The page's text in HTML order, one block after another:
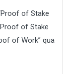
of Stake
of Stake
of Work” qua